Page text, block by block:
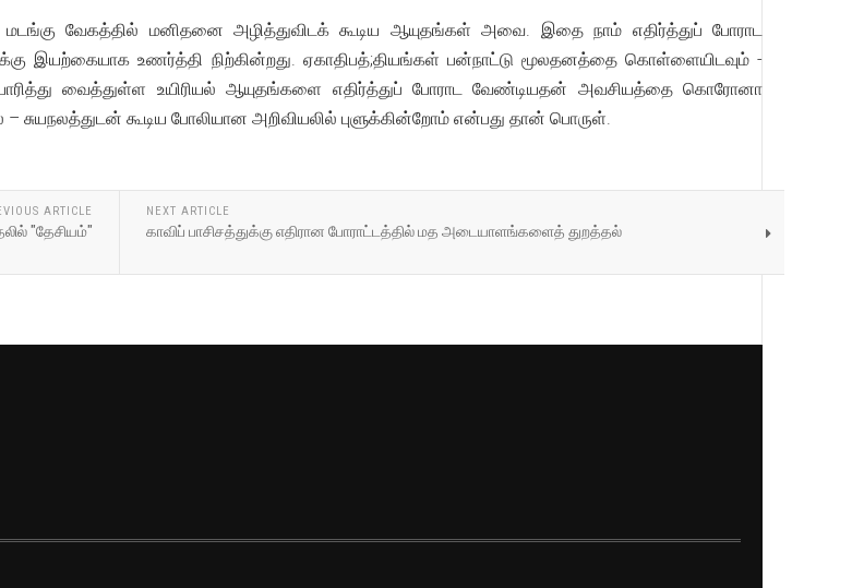
வேகத்தில் மனிதனை அழித்துவிடக் கூடிய ஆயுதங்கள் அவை. இதை நாம் எதிர்த்துப் போராட
இயற்கையாக உணர்த்தி நிற்கின்றது. ஏகாதிபத்;தியங்கள் பன்நாட்டு மூலதனத்தை கொள்ளையிடவும் -
தயாரித்து வைத்துள்ள உயிரியல் ஆயுதங்களை எதிர்த்துப் போராட வேண்டியதன் அவசியத்தை கொரோனா
கூடிய போலியான அறிவியலில் புளுக்கின்றோம் என்பது தான் பொருள்.
ARTICLE
"தேசியம்"
NEXT ARTICLE
காவிப் பாசிசத்துக்கு எதிரான போராட்டத்தில் மத அடையாளங்களைத் துறத்தல்